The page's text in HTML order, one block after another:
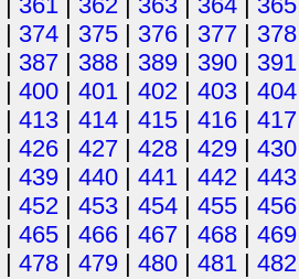
| 374 | 375 | 376 | 377 | 378
| 387 | 388 | 389 | 390 | 391
| 400 | 401 | 402 | 403 | 404
| 413 | 414 | 415 | 416 | 417
| 426 | 427 | 428 | 429 | 430
| 439 | 440 | 441 | 442 | 443
| 452 | 453 | 454 | 455 | 456
| 465 | 466 | 467 | 468 | 469
| 478 | 479 | 480 | 481 | 482